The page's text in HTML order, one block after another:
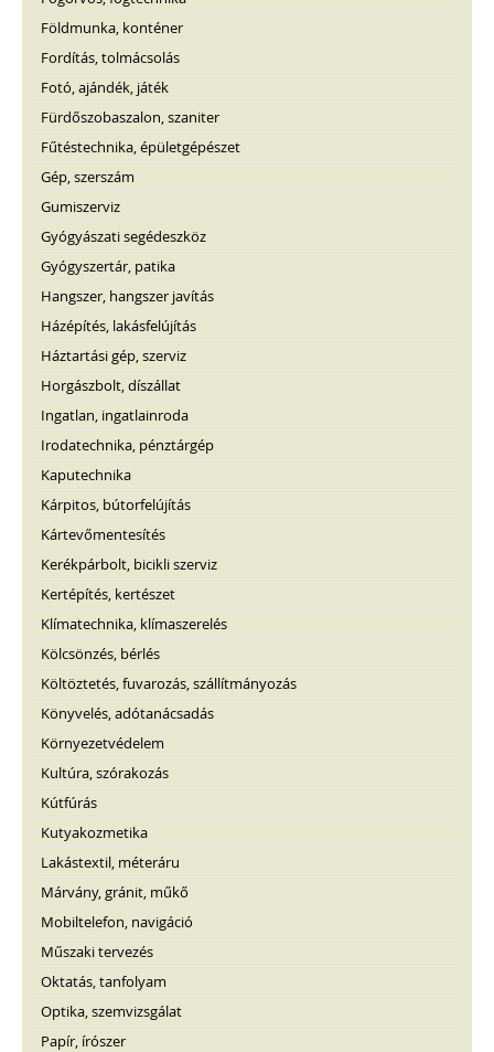
Földmunka, konténer
Fordítás, tolmácsolás
Fotó, ajándék, játék
Fürdőszobaszalon, szaniter
Fűtéstechnika, épületgépészet
Gép, szerszám
Gumiszerviz
Gyógyászati segédeszköz
Gyógyszertár, patika
Hangszer, hangszer javítás
Házépítés, lakásfelújítás
Háztartási gép, szerviz
Horgászbolt, díszállat
Ingatlan, ingatlainroda
Irodatechnika, pénztárgép
Kaputechnika
Kárpitos, bútorfelújítás
Kártevőmentesítés
Kerékpárbolt, bicikli szerviz
Kertépítés, kertészet
Klímatechnika, klímaszerelés
Kölcsönzés, bérlés
Költöztetés, fuvarozás, szállítmányozás
Könyvelés, adótanácsadás
Környezetvédelem
Kultúra, szórakozás
Kútfúrás
Kutyakozmetika
Lakástextil, méteráru
Márvány, gránit, műkő
Mobiltelefon, navigáció
Műszaki tervezés
Oktatás, tanfolyam
Optika, szemvizsgálat
Papír, írószer